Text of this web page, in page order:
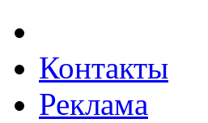
Контакты
Реклама